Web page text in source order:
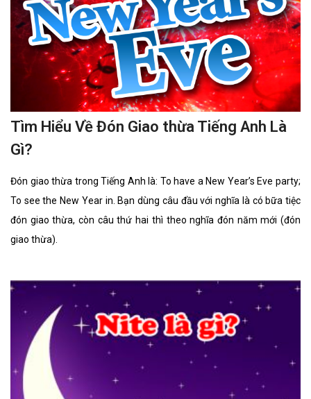
Tìm Hiểu Về Đón Giao thừa Tiếng Anh Là
Gì?
Đón giao thừa trong Tiếng Anh là: To have a New Year’s Eve party;
To see the New Year in. Bạn dùng câu đầu với nghĩa là có bữa tiệc
đón giao thừa, còn câu thứ hai thì theo nghĩa đón năm mới (đón
giao thừa).